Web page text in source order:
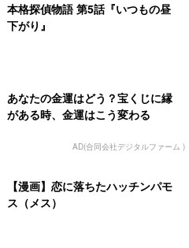
本格探偵物語 第5話『いつもの昼
下がり』
あなたの金運はどう？宝くじに縁
がある時、金運はこう変わる
AD(合同会社デジタルファーム )
【漫画】恋に落ちたハッチンパモ
ス（メス）